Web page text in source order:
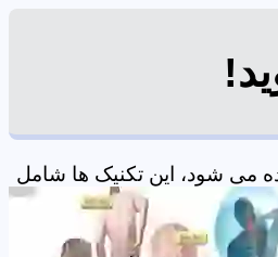
می شود، این تکنیک ها شامل